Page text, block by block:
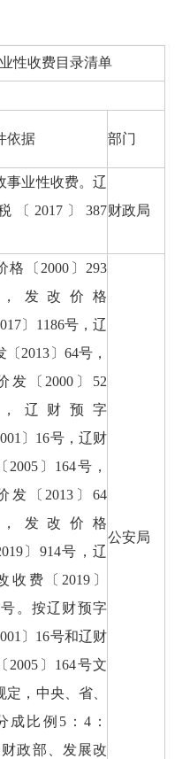
性收费目录清单
依据 部门
事业性收费。辽
〔2017〕387财政局
格〔2000〕293
发改价格
〕1186号，辽
〔2013〕64号，
发〔2000〕52
辽财预字
〕16号，辽财
2005〕164号，
发〔2013〕64
发改价格
〕914号，辽
收费〔2019〕
号。按辽财预字
〕16号和辽财
2005〕164号文
定，中央、省、
成比例5：4：
政部、发展改
公安局